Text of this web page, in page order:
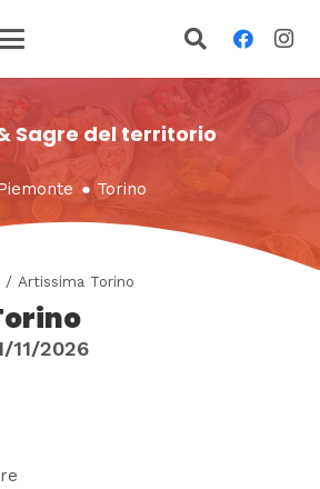
Sagre del territorio
● Torino
/ Artissima Torino
11/2026